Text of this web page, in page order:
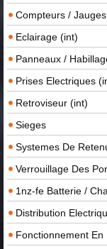
Compteurs /
Eclairage (int)
Panneaux /
Prises Electriques
Retroviseur (int)
Sieges
Systemes De
Verrouillage Des
1nz-fe Batterie /
Distribution
Fonctionnement En